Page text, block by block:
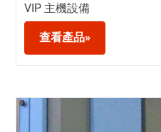
VIP 主機設備
查看產品»